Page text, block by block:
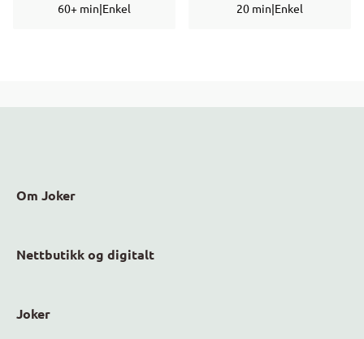
60+ min|Enkel 20 min|Enkel
Om Joker
Nettbutikk og digitalt
Joker